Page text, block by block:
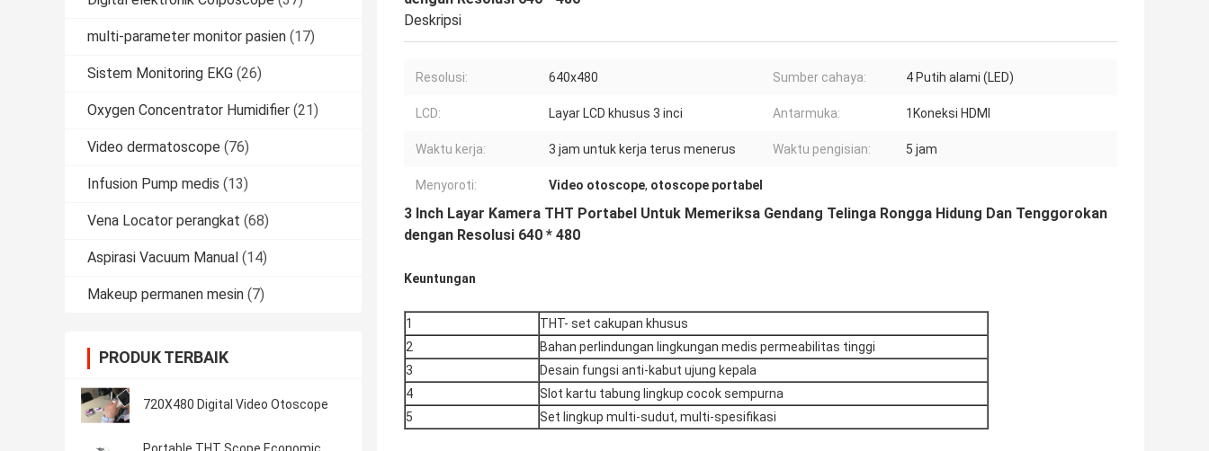
multi-parameter monitor pasien (17)
Sistem Monitoring EKG (26)
Oxygen Concentrator Humidifier (21)
Video dermatoscope (76)
Infusion Pump medis (13)
Vena Locator perangkat (68)
Aspirasi Vacuum Manual (14)
Makeup permanen mesin (7)
PRODUK TERBAIK
720X480 Digital Video Otoscope
Deskripsi
Resolusi: 640x480 Sumber cahaya: 4 Putih alami (LED)
LCD: Layar LCD khusus 3 inci Antarmuka: 1Koneksi HDMI
Waktu kerja: 3 jam untuk kerja terus menerus Waktu pengisian: 5 jam
Menyoroti: Video otoscope, otoscope portabel
3 Inch Layar Kamera THT Portabel Untuk Memeriksa Gendang Telinga Rongga Hidung Dan Tenggorokan
dengan Resolusi 640 * 480
Keuntungan
1
THT- set cakupan khusus
2
Bahan perlindungan lingkungan medis permeabilitas tinggi
3
Desain fungsi anti-kabut ujung kepala
4
Slot kartu tabung lingkup cocok sempurna
5
Set lingkup multi-sudut, multi-spesifikasi